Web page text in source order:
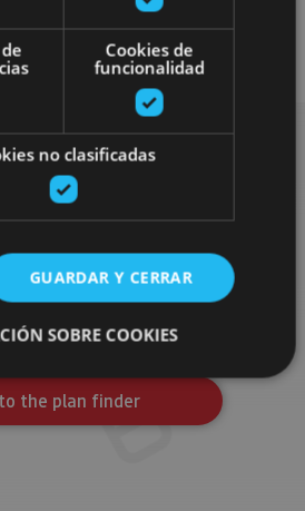
Visitas guiadas
plans
to round off your trip in
tours and the most important
in the calendar.
the plan finder
Cookies de
funcionalidad
no clasificadas
GUARDAR Y CERRAR
SOBRE COOKIES
estrictamente necesarias